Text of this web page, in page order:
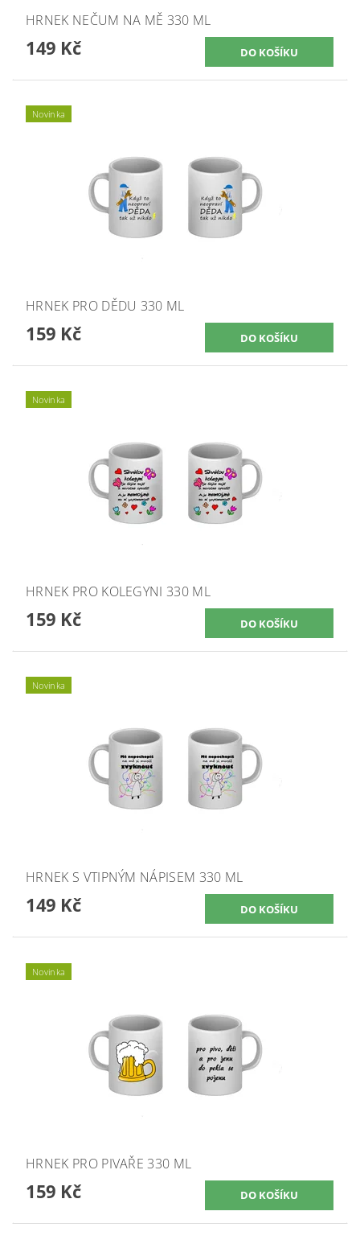
HRNEK NEČUM NA MĚ 330 ML
149 Kč
Novinka
HRNEK PRO DĚDU 330 ML
159 Kč
Novinka
HRNEK PRO KOLEGYNI 330 ML
159 Kč
Novinka
HRNEK S VTIPNÝM NÁPISEM 330 ML
149 Kč
Novinka
HRNEK PRO PIVAŘE 330 ML
159 Kč